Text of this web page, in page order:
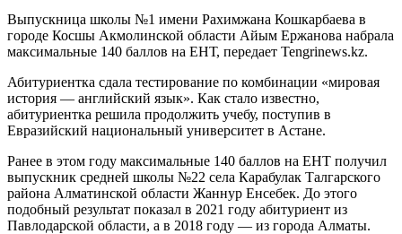
Выпускница школы №1 имени Рахимжана Кошкарбаева в
городе Косшы Акмолинской области Айым Ержанова набрала
максимальные 140 баллов на ЕНТ, передает Tengrinews.kz.
Абитуриентка сдала тестирование по комбинации «мировая
история — английский язык». Как стало известно,
абитуриентка решила продолжить учебу, поступив в
Евразийский национальный университет в Астане.
Ранее в этом году максимальные 140 баллов на ЕНТ получил
выпускник средней школы №22 села Карабулак Талгарского
района Алматинской области Жаннур Енсебек. До этого
подобный результат показал в 2021 году абитуриент из
Павлодарской области, а в 2018 году — из города Алматы.